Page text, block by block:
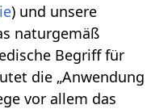
) und unsere
naturgemäß
Begriff für
die „Anwendung
vor allem das